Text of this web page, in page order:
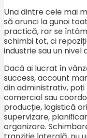
Una dintre cele mai
să arunci la gunoi
practică, rar se
schimbi tot, ci
industrie sau un nivel
Dacă ai lucrat în
success, account
din administrativ,
comercial sau
producție, logistică
supervizare,
organizare.